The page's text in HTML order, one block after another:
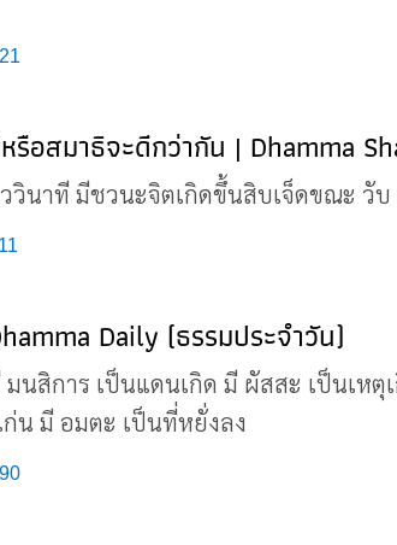
อสมาธิจะดีกว่ากัน | Dhamma
นาที มีชวนะจิตเกิดขึ้นสิบเจ็ดขณะ วับ
Daily (ธรรมประจำวัน)
นสิการ เป็นแดนเกิด มี ผัสสะ เป็นเห
น มี อมตะ เป็นที่หยั่งลง